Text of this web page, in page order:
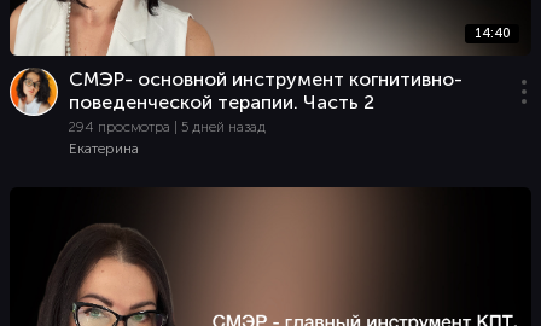
14:40
СМЭР- основной инструмент когнитивно-
поведенческой терапии. Часть 2
294 просмотра | 5 дней назад
Екатерина